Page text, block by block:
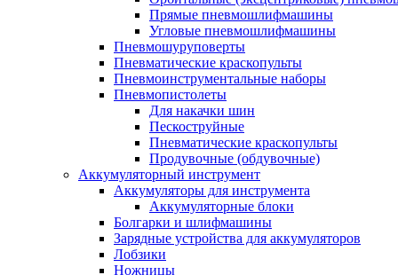
Прямые пневмошлифмашины
Угловые пневмошлифмашины
Пневмошуруповерты
Пневматические краскопульты
Пневмоинструментальные наборы
Пневмопистолеты
Для накачки шин
Пескоструйные
Пневматические краскопульты
Продувочные (обдувочные)
Аккумуляторный инструмент
Аккумуляторы для инструмента
Аккумуляторные блоки
Болгарки и шлифмашины
Зарядные устройства для аккумуляторов
Лобзики
Ножницы